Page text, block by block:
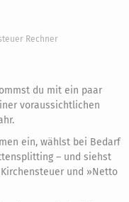
Rechner
du mit ein paar
voraussichtlichen
ein, wählst bei Bedarf
– und siehst
und »Netto